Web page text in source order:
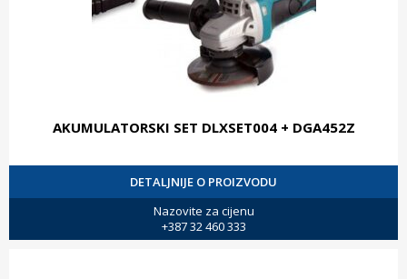
AKUMULATORSKI SET DLXSET004 + DGA452Z
DETALJNIJE O PROIZVODU
Nazovite za cijenu
+387 32 460 333